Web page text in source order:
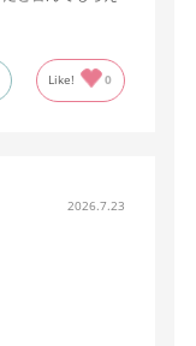
Like! 0
2026.7.23